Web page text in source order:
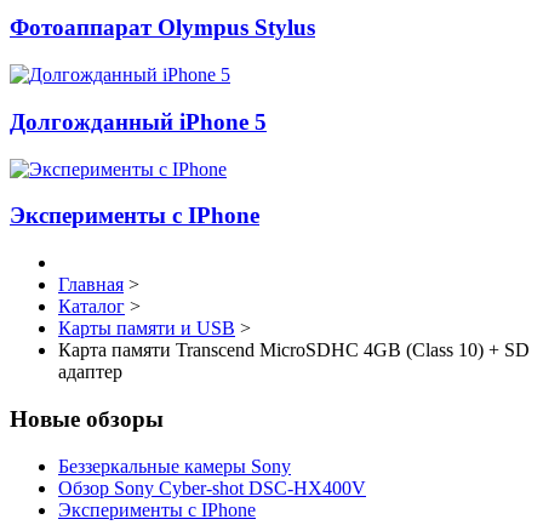
Фотоаппарат Olympus Stylus
Долгожданный iPhone 5
Эксперименты с IPhone
Главная >
Каталог >
Карты памяти и USB >
Карта памяти Transcend MicroSDHC 4GB (Class 10) + SD
адаптер
Новые обзоры
Беззеркальные камеры Sony
Обзор Sony Cyber-shot DSC-HX400V
Эксперименты с IPhone